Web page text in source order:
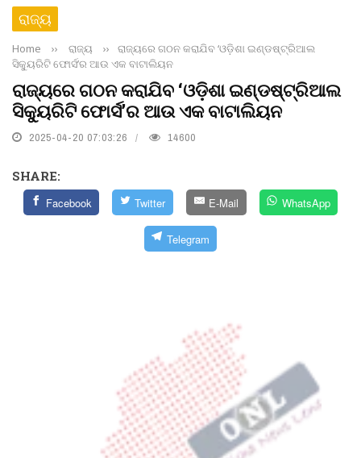
ରାଜ୍ୟ
Home ›› ରାଜ୍ୟ ››
ରାଜ୍ୟରେ ଗଠନ କରାଯିବ ‘ଓଡ଼ିଶା ଇଣ୍ଡଷ୍ଟ୍ରିଆଲ
ସିକ୍ୟୁରିଟି ଫୋର୍ସ’ର ଆଉ ଏକ ବାଟାଲିୟନ
ରାଜ୍ୟରେ ଗଠନ କରାଯିବ ‘ଓଡ଼ିଶା ଇଣ୍ଡଷ୍ଟ୍ରିଆଲ
ସିକ୍ୟୁରିଟି ଫୋର୍ସ’ର ଆଉ ଏକ ବାଟାଲିୟନ
2025-04-20 07:03:26 14600
SHARE:
Facebook Twitter E-Mail WhatsApp
Telegram